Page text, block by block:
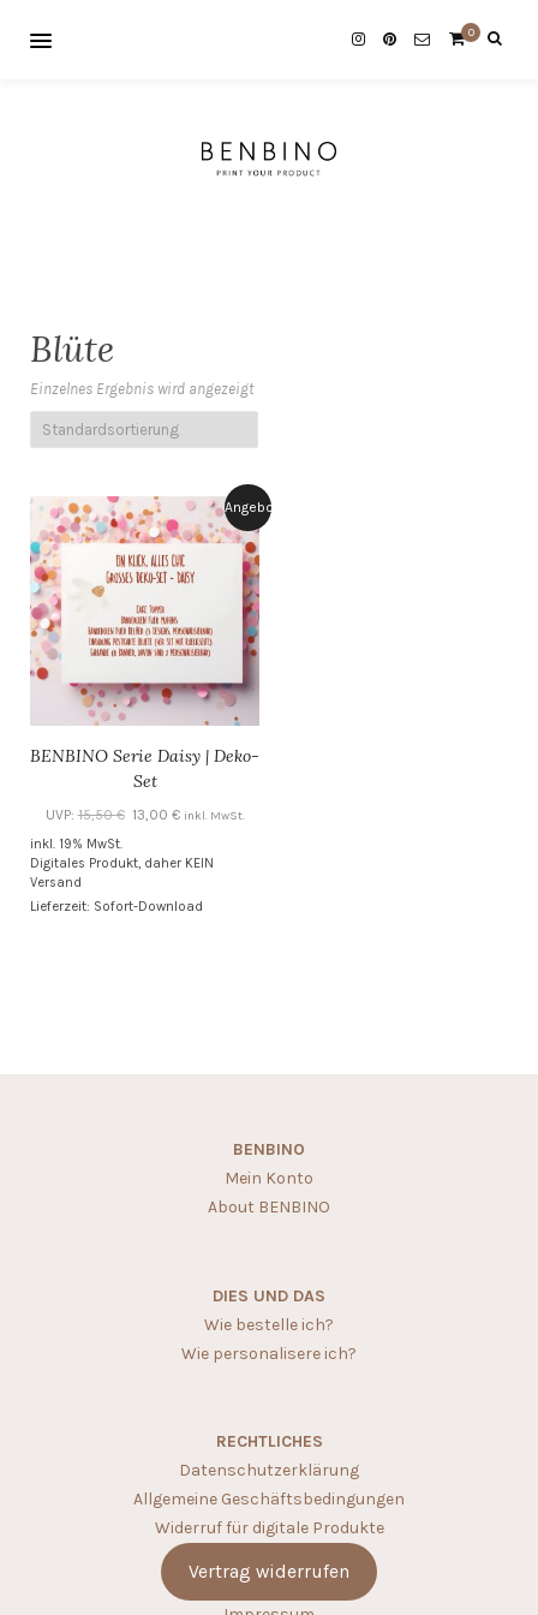
0
Blüte
Einzelnes Ergebnis wird angezeigt
Angebot!
BENBINO Serie Daisy | Deko-
Set
UVP: 15,50€ Ursprünglicher
war:
13,00 €Aktueller
ist:
inkl. MwSt.
inkl. 19% MwSt.
Digitales Produkt, daher KEIN
Versand
Lieferzeit: Sofort-Download
BENBINO
Mein Konto
About BENBINO
DIES UND DAS
Wie bestelle ich?
Wie personalisere ich?
RECHTLICHES
Datenschutzerklärung
Allgemeine Geschäftsbedingungen
Widerruf für digitale Produkte
Vertrag widerrufen